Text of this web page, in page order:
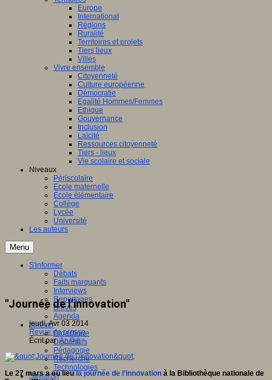
Europe
International
Régions
Ruralité
Territoires et projets
Tiers lieux
Villes
Vivre ensemble
Citoyenneté
Culture européenne
Démocratie
Egalité Hommes/Femmes
Ethique
Gouvernance
Inclusion
Laïcité
Ressources citoyenneté
Tiers - lieux
Vie scolaire et sociale
Niveaux
Périscolaire
Ecole maternelle
Ecole élémentaire
Collège
Lycée
Université
Les auteurs
Menu
S'informer
Débats
Faits marquants
Interviews
Reportages
Brèves
Agenda
Innover
Didactique
Dispositifs
Pédagogie
Recherche
Technologies
Savoir(s)
"Journée de l’innovation"
jeudi, Avr 03 2014
Revue de presse
Écrit parAn@é
Le 27 mars a eu lieula journée de l’innovation à la Bibliothèque nationale de